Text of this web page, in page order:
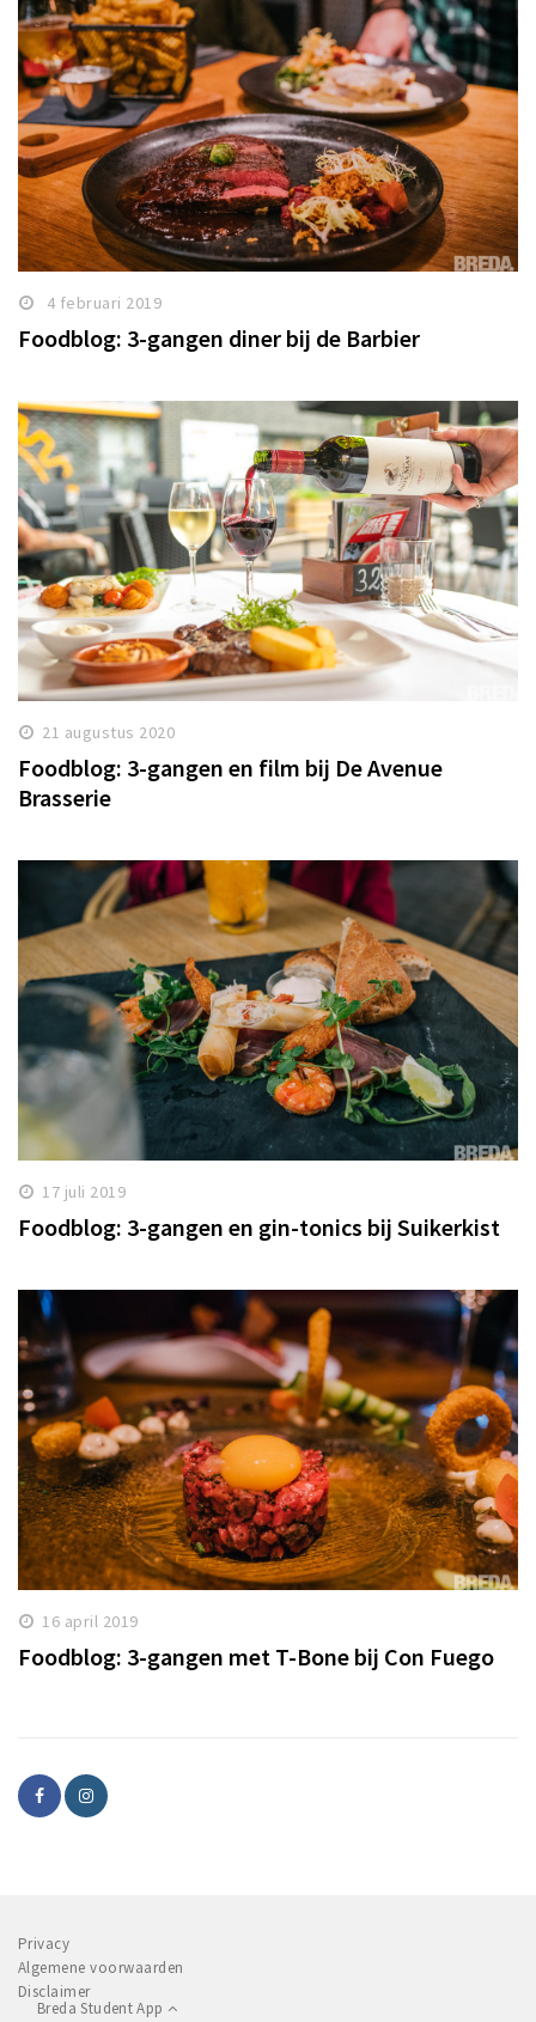
4 februari 2019
Foodblog: 3-gangen diner bij de Barbier
21 augustus 2020
Foodblog: 3-gangen en film bij De Avenue
Brasserie
17 juli 2019
Foodblog: 3-gangen en gin-tonics bij Suikerkist
16 april 2019
Foodblog: 3-gangen met T-Bone bij Con Fuego
Privacy
Algemene voorwaarden
Disclaimer
Breda Student App